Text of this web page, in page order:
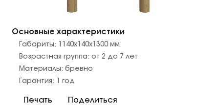
Основные характеристики
Габариты: 1140x140x1300 мм
Возрастная группа: от 2 до 7 лет
Материалы: бревно
Гарантия:
1 год
Печать Поделиться